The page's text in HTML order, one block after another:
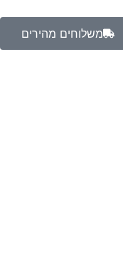
משלוחים מהירים